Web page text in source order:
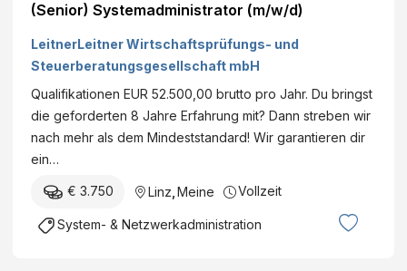
(Senior) Systemadministrator (m/w/d)
LeitnerLeitner Wirtschaftsprüfungs- und
Steuerberatungsgesellschaft mbH
Qualifikationen EUR 52.500,00 brutto pro Jahr. Du bringst
die geforderten 8 Jahre Erfahrung mit? Dann streben wir
nach mehr als dem Mindeststandard! Wir garantieren dir
ein…
€ 3.750 Linz Meine Vollzeit
System- & Netzwerkadministration